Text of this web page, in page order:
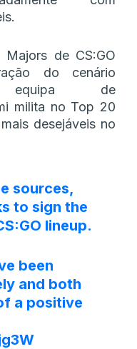
de CS:GO
do cenário
equipa de
milita no Top 20
desejáveis no
sources,
to sign the
lineup.
been
and both
a positive